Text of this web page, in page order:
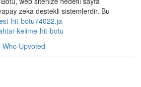
zeka destekli sistemlerdir. Bu
hit-botu74022.ja-
kelime-hit-botu
Who Upvoted